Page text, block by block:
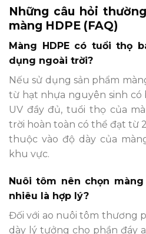
Những câu hỏi
màng HDPE (FAQ)
Màng HDPE có tuổi thọ
dụng ngoài trời?
Nếu sử dụng sản phẩm
từ hạt nhựa nguyên sinh có
UV đầy đủ, tuổi thọ của
trời hoàn toàn có thể đạt từ
thuộc vào độ dày của
khu vực.
Nuôi tôm nên chọn màng
nhiêu là hợp lý?
Đối với ao nuôi tôm thương
dày lý tưởng cho phần đáy